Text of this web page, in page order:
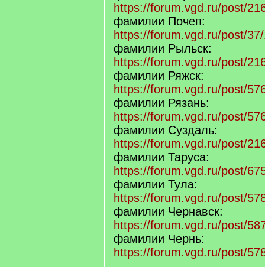
https://forum.vgd.ru/post/
фамилии Почеп:
https://forum.vgd.ru/post/
фамилии Рыльск:
https://forum.vgd.ru/post/
фамилии Ряжск:
https://forum.vgd.ru/post/
фамилии Рязань:
https://forum.vgd.ru/post/
фамилии Суздаль:
https://forum.vgd.ru/post/
фамилии Таруса:
https://forum.vgd.ru/post/
фамилии Тула:
https://forum.vgd.ru/post/
фамилии Чернавск:
https://forum.vgd.ru/post/
фамилии Чернь:
https://forum.vgd.ru/post/